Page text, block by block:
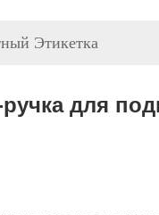
Этикетка
для